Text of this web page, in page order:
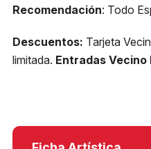
Recomendación: Todo
Descuentos: Tarjeta
limitada. Entradas Vecino